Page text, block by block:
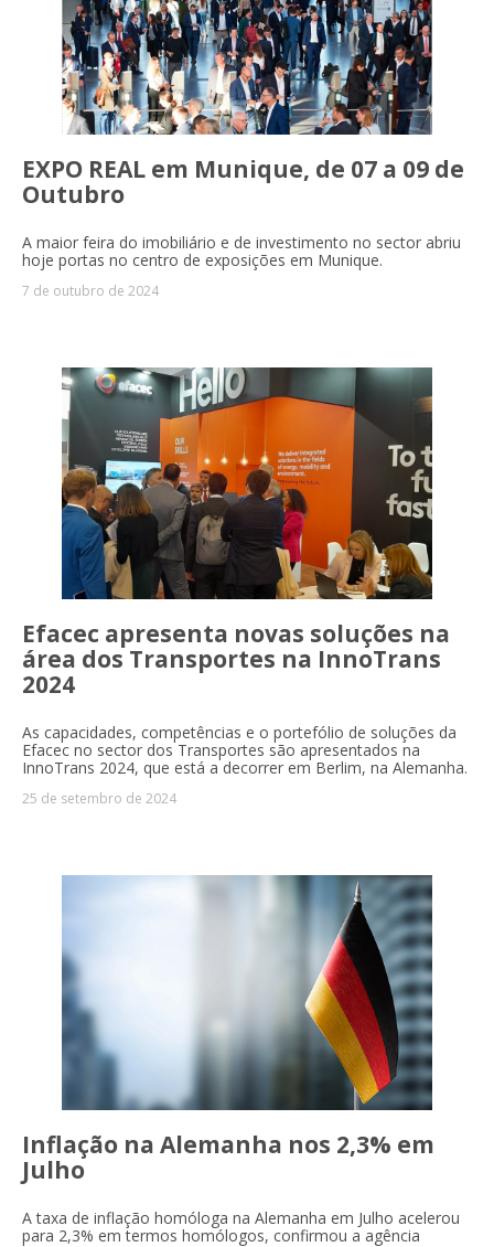
EXPO REAL em Munique, de 07 a 09 de
Outubro
A maior feira do imobiliário e de investimento no sector abriu
hoje portas no centro de exposições em Munique.
7 de outubro de 2024
Efacec apresenta novas soluções na
área dos Transportes na InnoTrans
2024
As capacidades, competências e o portefólio de soluções da
Efacec no sector dos Transportes são apresentados na
InnoTrans 2024, que está a decorrer em Berlim, na Alemanha.
25 de setembro de 2024
Inflação na Alemanha nos 2,3% em
Julho
A taxa de inflação homóloga na Alemanha em Julho acelerou
para 2,3% em termos homólogos, confirmou a agência